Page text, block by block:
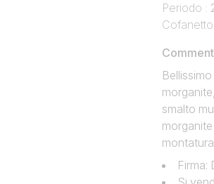
Periodo :
smalto
Firma: